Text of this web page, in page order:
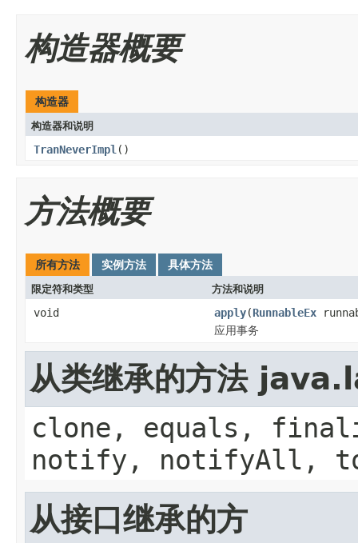
构造器概要
构造器
构造器和说明
TranNeverImpl ()
方法概要
所有方法 实例方法 具体方法
限定符和类型 方法和说明
void apply(RunnableEx
应用事务
从类继承的方法
clone, equals,
notify, notifyAll,
从接口继承的方